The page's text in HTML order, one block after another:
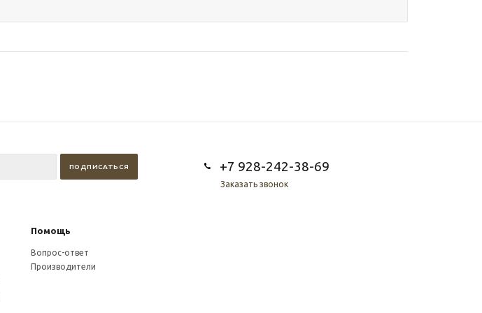
+7 928-242-38-69
Заказать звонок
Помощь
Вопрос-ответ
Производители